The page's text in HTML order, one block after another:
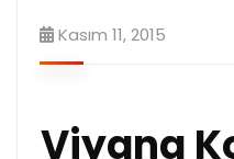
Kasım 11, 2015
Viyana